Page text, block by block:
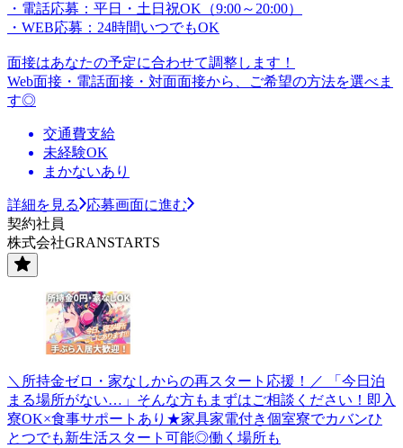
・電話応募：平日・土日祝OK（9:00～20:00）
・WEB応募：24時間いつでもOK
面接はあなたの予定に合わせて調整します！
Web面接・電話面接・対面面接から、ご希望の方法を選べま
す◎
交通費支給
未経験OK
まかないあり
詳細を見る
応募画面に進む
契約社員
株式会社GRANSTARTS
＼所持金ゼロ・家なしからの再スタート応援！／ 「今日泊
まる場所がない…」そんな方もまずはご相談ください！即入
寮OK×食事サポートあり★家具家電付き個室寮でカバンひ
とつでも新生活スタート可能◎働く場所も